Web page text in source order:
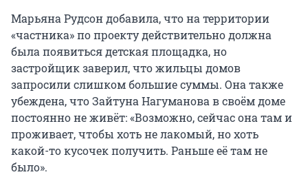
Марьяна Рудсон добавила, что на территории
«частника» по проекту действительно должна
была появиться детская площадка, но
застройщик заверил, что жильцы домов
запросили слишком большие суммы. Она также
убеждена, что Зайтуна Нагуманова в своём доме
постоянно не живёт: «Возможно, сейчас она там и
проживает, чтобы хоть не лакомый, но хоть
какой-то кусочек получить. Раньше её там не
было».